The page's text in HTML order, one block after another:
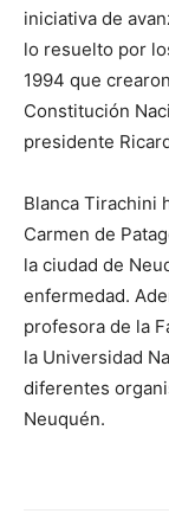
iniciativa de
lo resuelto por
1994 que
Constitución
presidente
Blanca Tirachini
Carmen de
la ciudad de
enfermedad.
profesora de la
la Universidad
diferentes
Neuquén.